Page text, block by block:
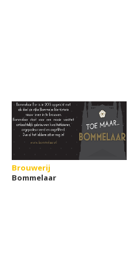
Brouwerij
Bommelaar